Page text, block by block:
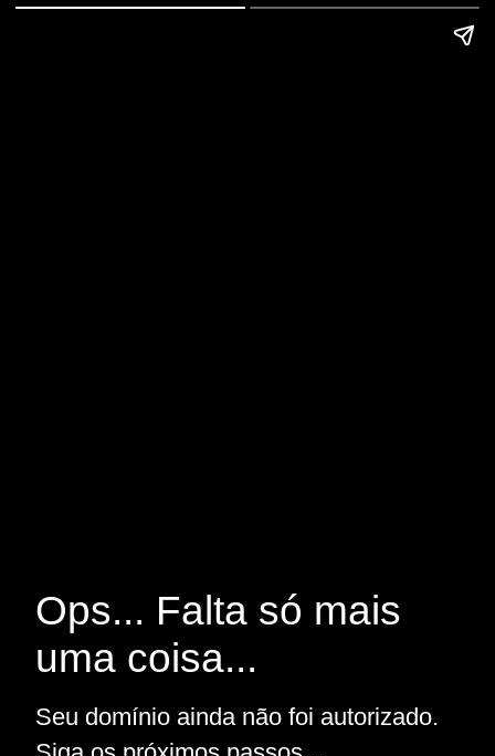
Ops... Falta só mais
uma coisa...
Seu domínio ainda não foi autorizado.